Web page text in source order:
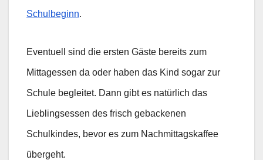
Schulbeginn.
Eventuell sind die ersten Gäste bereits zum
Mittagessen da oder haben das Kind sogar zur
Schule begleitet. Dann gibt es natürlich das
Lieblingsessen des frisch gebackenen
Schulkindes, bevor es zum Nachmittagskaffee
übergeht.